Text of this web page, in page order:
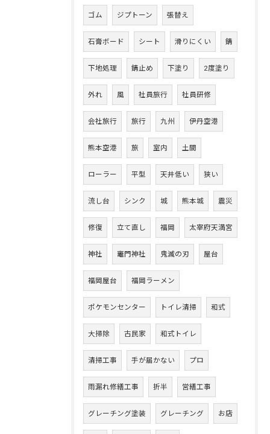
ゴム ジプトーン 張替え
石膏ボード シート 滑りにくい 錆
下地処理 錆止め 下塗り 2度塗り
外れ 風 社員旅行 社員研修
会社旅行 旅行 九州 伊丹空港
熊本空港 旅 室内 土間
ローラー 平型 天井低い 狭い
流し台 シンク 城 熊本城 震災
修復 立て直し 福岡 太宰府天満宮
神社 竈門神社 鬼滅の刃 屋台
福岡屋台 福岡ラーメン
ポケモンセンター トイレ清掃 和式
大掃除 古民家 和式トイレ
清掃工事 手が届かない プロ
雨漏れ修繕工事 折半 営繕工事
グレーチング塗装 グレーチング お店